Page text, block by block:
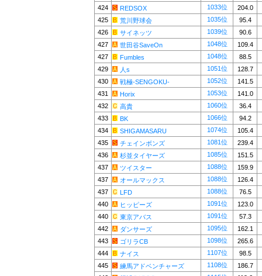
424
REDSOX 1033位
204.0
425
荒川野球会 1035位
95.4
426
サイネッツ 1039位
90.6
427
世田谷SaveOn 1048位
109.4
427
Fumbles 1048位
88.5
429
人s 1051位
128.7
430
戦極-SENGOKU- 1052位
141.5
431
Horix 1053位
141.0
432
高貴 1060位
36.4
433
BK 1066位
94.2
434
SHIGAMASARU 1074位
105.4
435
チェインボンズ 1081位
239.4
436
杉並タイヤーズ 1085位
151.5
437
ツイスター 1088位
159.9
437
オールマックス 1088位
126.4
437
LFD 1088位
76.5
440
ヒッピーズ 1091位
123.0
440
東京アバス 1091位
57.3
442
ダンサーズ 1095位
162.1
443
ゴリラCB 1098位
265.6
444
ナイス 1107位
98.5
445
練馬アドベンチャーズ 1108位
186.7